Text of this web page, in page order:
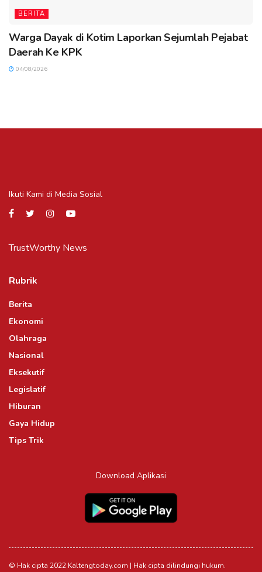
BERITA
Warga Dayak di Kotim Laporkan Sejumlah Pejabat
Daerah Ke KPK
04/08/2026
Ikuti Kami di Media Sosial
TrustWorthy News
Rubrik
Berita
Ekonomi
Olahraga
Nasional
Eksekutif
Legislatif
Hiburan
Gaya Hidup
Tips Trik
Download Aplikasi
© Hak cipta 2022 Kaltengtoday.com | Hak cipta dilindungi hukum.